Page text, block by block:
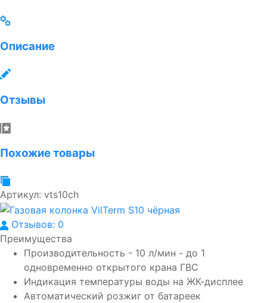
Описание
Отзывы
Похожие товары
Артикул: vts10ch
Отзывов: 0
Преимущества
Производительность - 10 л/мин - до 1
одновременно открытого крана ГВС
Индикация температуры воды на ЖК-дисплее
Автоматический розжиг от батареек